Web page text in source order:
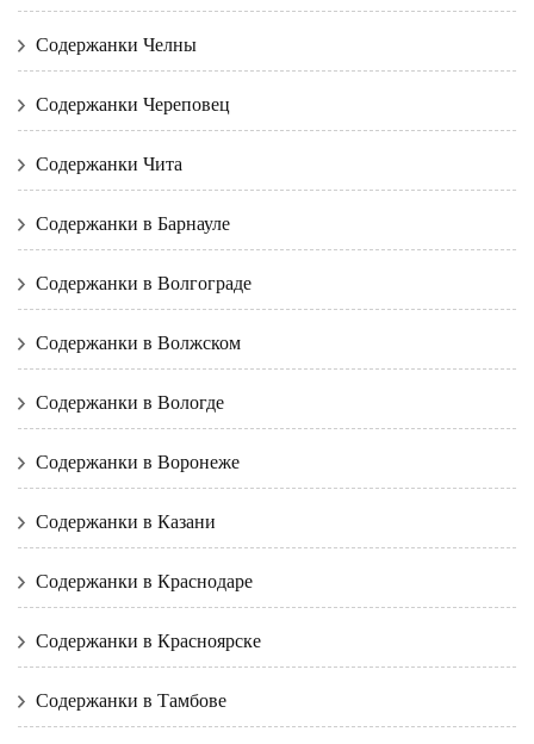
Содержанки Челны
Содержанки Череповец
Содержанки Чита
Содержанки в Барнауле
Содержанки в Волгограде
Содержанки в Волжском
Содержанки в Вологде
Содержанки в Воронеже
Содержанки в Казани
Содержанки в Краснодаре
Содержанки в Красноярске
Содержанки в Тамбове